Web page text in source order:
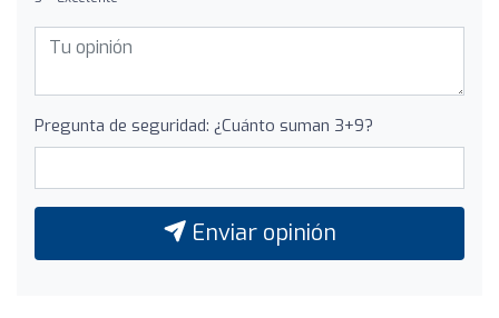
Pregunta de seguridad: ¿Cuánto suman 3+9?
Enviar opinión